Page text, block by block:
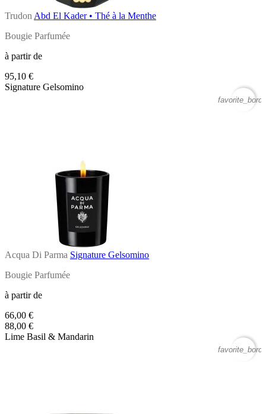
Trudon Abd El Kader • Thé à la Menthe
Bougie Parfumée
à partir de
95,10 €
Signature Gelsomino
Acqua Di Parma Signature Gelsomino
Bougie Parfumée
à partir de
66,00 €
88,00 €
Lime Basil & Mandarin